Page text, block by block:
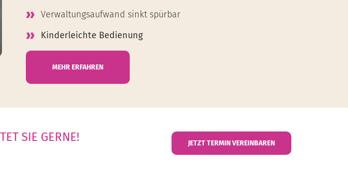
Verwaltungsaufwand sinkt spürbar
Kinderleichte Bedienung
MEHR ERFAHREN
SIE GERNE! JETZT TERMIN VEREINBAREN